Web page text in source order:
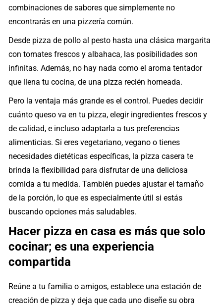
combinaciones de sabores que simplemente no
encontrarás en una pizzería común.
Desde pizza de pollo al pesto hasta una clásica margarita
con tomates frescos y albahaca, las posibilidades son
infinitas. Además, no hay nada como el aroma tentador
que llena tu cocina, de una pizza recién horneada.
Pero la ventaja más grande es el control. Puedes decidir
cuánto queso va en tu pizza, elegir ingredientes frescos y
de calidad, e incluso adaptarla a tus preferencias
alimenticias. Si eres vegetariano, vegano o tienes
necesidades dietéticas específicas, la pizza casera te
brinda la flexibilidad para disfrutar de una deliciosa
comida a tu medida. También puedes ajustar el tamaño
de la porción, lo que es especialmente útil si estás
buscando opciones más saludables.
Hacer pizza en casa es más que solo
cocinar; es una experiencia
compartida
Reúne a tu familia o amigos, establece una estación de
creación de pizza y deja que cada uno diseñe su obra